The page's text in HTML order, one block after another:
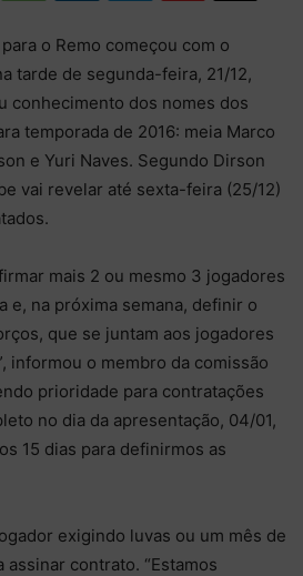
o Remo começou com o
tarde de segunda-feira, 21/12,
conhecimento dos nomes dos
temporada de 2016: meia Marco
e Yuri Naves. Segundo Dirson
vai revelar até sexta-feira (25/12)
mais 2 ou mesmo 3 jogadores
e, na próxima semana, definir o
que se juntam aos jogadores
informou o membro da comissão
prioridade para contratações
no dia da apresentação, 04/01,
15 dias para definirmos as
exigindo luvas ou um mês de
contrato. “Estamos